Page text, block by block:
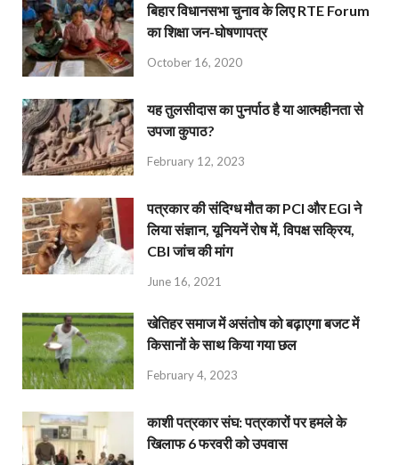
बिहार विधानसभा चुनाव के लिए RTE Forum
का शिक्षा जन-घोषणापत्र
October 16, 2020
यह तुलसीदास का पुनर्पाठ है या आत्महीनता से
उपजा कुपाठ?
February 12, 2023
पत्रकार की संदिग्ध मौत का PCI और EGI ने
लिया संज्ञान, यूनियनें रोष में, विपक्ष सक्रिय,
CBI जांच की मांग
June 16, 2021
खेतिहर समाज में असंतोष को बढ़ाएगा बजट में
किसानों के साथ किया गया छल
February 4, 2023
काशी पत्रकार संघ: पत्रकारों पर हमले के
खिलाफ 6 फरवरी को उपवास